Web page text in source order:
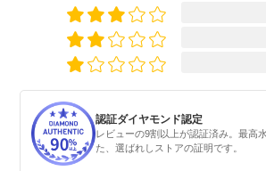
認証ダイヤモンド認定
レビューの9割以上が認証済み。最高
た、選ばれしストアの証明です。